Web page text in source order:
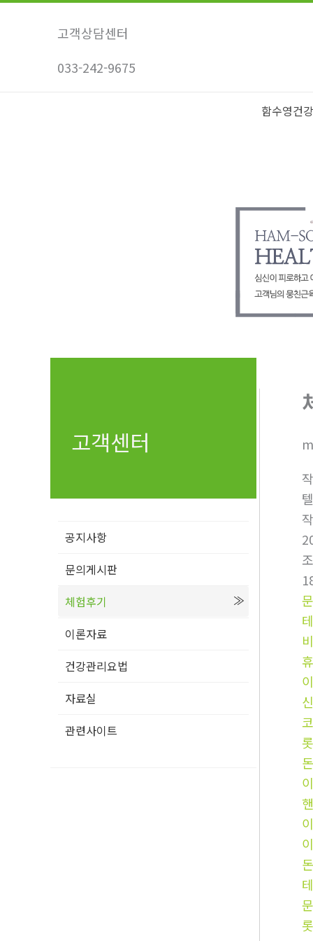
콘
고객상담센터
033-242-9675
함수영건
고객센터
공지사항
문의게시판
체험후기
이론자료
건강관리요법
자료실
관련사이트